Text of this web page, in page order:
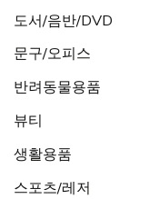
도서/음반/DVD
문구/오피스
반려동물용품
뷰티
생활용품
스포츠/레저